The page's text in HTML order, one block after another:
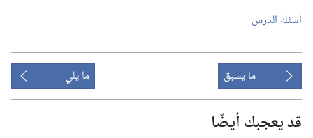
اسئلة الدرس
ما يسبق ما يلي
قد يعجبك أيضًا